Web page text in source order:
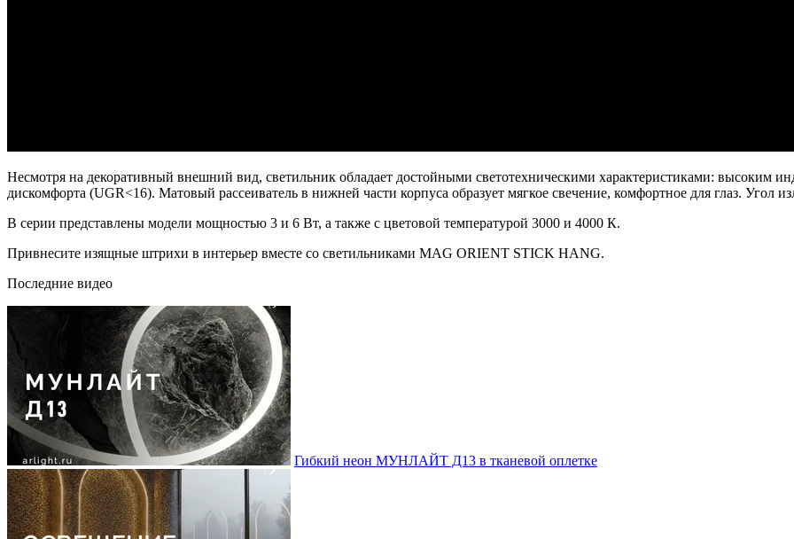
Несмотря на декоративный внешний вид, светильник обладает достойными светотехническими характеристиками: высоким
дискомфорта (UGR<16). Матовый рассеиватель в нижней части корпуса образует мягкое свечение, комфортное для глаз. Угол
В серии представлены модели мощностью 3 и 6 Вт, а также с цветовой температурой 3000 и 4000 К.
Привнесите изящные штрихи в интерьер вместе со светильниками MAG ORIENT STICK HANG.
Последние видео
Гибкий неон МУНЛАЙТ Д13 в тканевой оплетке